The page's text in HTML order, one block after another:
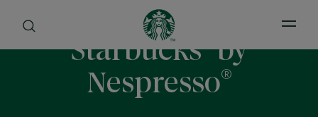
Open
Starbucks by
Nespresso®